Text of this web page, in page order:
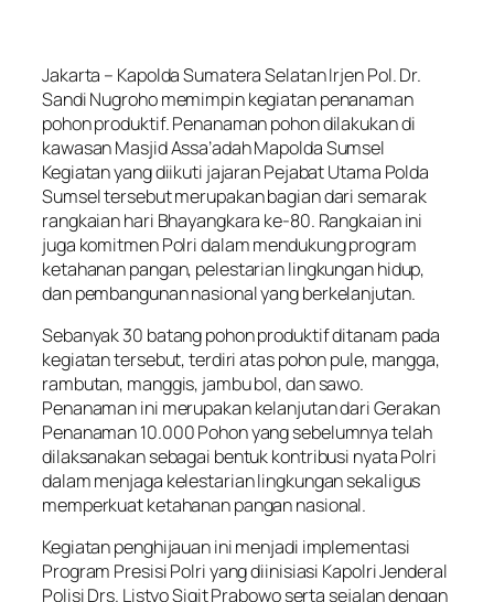
Jakarta – Kapolda Sumatera Selatan Irjen Pol. Dr.
Sandi Nugroho memimpin kegiatan penanaman
pohon produktif. Penanaman pohon dilakukan di
kawasan Masjid Assa’adah Mapolda Sumsel
Kegiatan yang diikuti jajaran Pejabat Utama Polda
Sumsel tersebut merupakan bagian dari semarak
rangkaian hari Bhayangkara ke-80. Rangkaian ini
juga komitmen Polri dalam mendukung program
ketahanan pangan, pelestarian lingkungan hidup,
dan pembangunan nasional yang berkelanjutan.
Sebanyak 30 batang pohon produktif ditanam pada
kegiatan tersebut, terdiri atas pohon pule, mangga,
rambutan, manggis, jambu bol, dan sawo.
Penanaman ini merupakan kelanjutan dari Gerakan
Penanaman 10.000 Pohon yang sebelumnya telah
dilaksanakan sebagai bentuk kontribusi nyata Polri
dalam menjaga kelestarian lingkungan sekaligus
memperkuat ketahanan pangan nasional.
Kegiatan penghijauan ini menjadi implementasi
Program Presisi Polri yang diinisiasi Kapolri Jenderal
Polisi Drs. Listyo Sigit Prabowo serta sejalan dengan